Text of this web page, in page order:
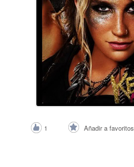
1 Añadir a favoritos